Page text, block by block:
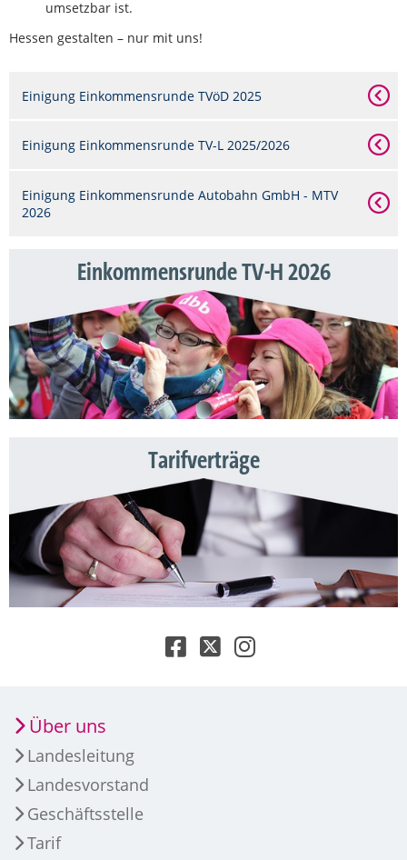
umsetzbar ist.
Hessen gestalten – nur mit uns!
Einigung Einkommensrunde TVöD 2025
Einigung Einkommensrunde TV-L 2025/2026
Einigung Einkommensrunde Autobahn GmbH - MTV
2026
Einkommensrunde TV-H 2026
Tarifverträge
Über uns
Landesleitung
Landesvorstand
Geschäftsstelle
Tarif